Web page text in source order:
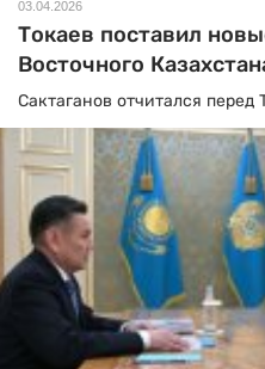
03.04.2026
Токаев поставил
Восточного
Сактаганов отчитался перед